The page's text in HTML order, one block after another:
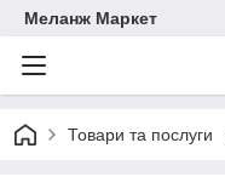
Меланж Маркет
Товари та послуги